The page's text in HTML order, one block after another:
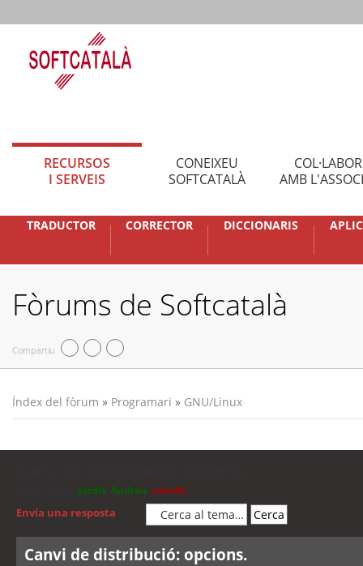
RECURSOS
I SERVEIS
CONEIXEU
SOFTCATALÀ
AMB
TRADUCTOR CORRECTOR DICCIONARIS
Fòrums de Softcatalà
Compartiu
Índex del fòrum » Programari » GNU/Linux
jordis Andreu cubells
Envia una resposta
Canvi de distribució: opcions.